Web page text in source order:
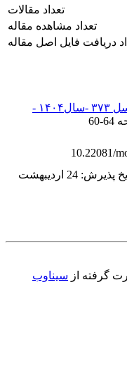
تعداد مقالات
تعداد مشاهده مقاله
دریافت فایل اصل مقاله
دوره 34، مجله پیام زن فروردین مسلسل ۳۷۳ -سال۱۴۰۴ -
60-64
10.22081/
پذیرش:
24 اردیبهشت
گرفته از سیناوب